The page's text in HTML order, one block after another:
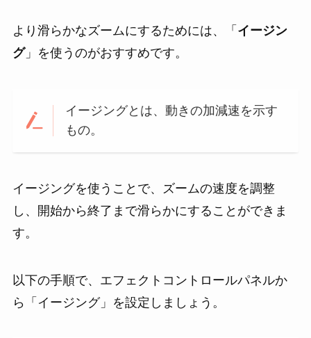
より滑らかなズームにするためには、「 イージン
グ」を使うのがおすすめです。
イージングとは、動きの加減速を示す
もの。
イージングを使うことで、ズームの速度を調整
し、開始から終了まで滑らかにすることができま
す。
以下の手順で、エフェクトコントロールパネルか
ら「イージング」を設定しましょう。